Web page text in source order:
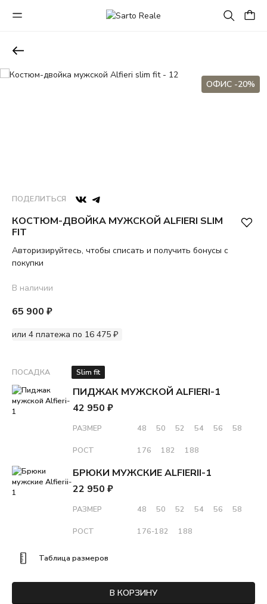
ОФИС -20%
ПОДЕЛИТЬСЯ
КОСТЮМ-ДВОЙКА МУЖСКОЙ ALFIERI SLIM
FIT
Авторизируйтесь, чтобы списать и получить бонусы с
покупки
В наличии
65 900 ₽
или 4 платежа по 16 475 ₽
ПОСАДКА Slim fit
ПИДЖАК МУЖСКОЙ ALFIERI-1
42 950 ₽
РАЗМЕР 48 50 52 54 56 58
РОСТ 176 182 188
БРЮКИ МУЖСКИЕ ALFIERII-1
22 950 ₽
РАЗМЕР 48 50 52 54 56 58
РОСТ 176-182 188
Таблица размеров
В КОРЗИНУ